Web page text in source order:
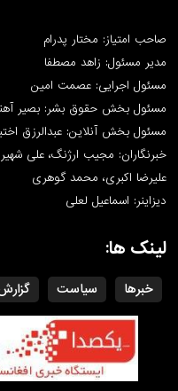
صاحب امتیاز: مختار پدرام
مدیر مسئول: زاهد مصطفا
مسئول اجرایی: عصمت امین
مسئول بخش حقوق بشر: بصیر
مسئول بخش آنلاین: عبدالرزق
خبرنگاران: مجیب ارژنگ، علی
علیرضا اکبری، محمد گوهری
دیزاینر: اسماعیل لعلی
لینک ها:
خبرها سیاست گزارش